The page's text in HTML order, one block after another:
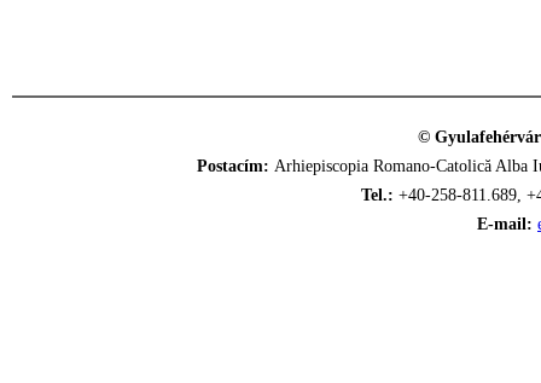
©
Postacím: Arhiepiscopia Romano-Catolică
Tel.: +40-258-811.689,
E-mail: